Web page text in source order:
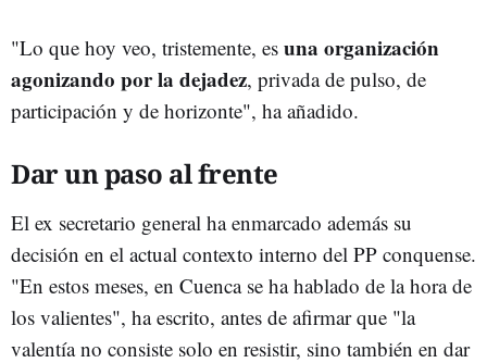
"Lo que hoy veo, tristemente, es una organización
agonizando por la dejadez, privada de pulso, de
participación y de horizonte", ha añadido.
Dar un paso al frente
El ex secretario general ha enmarcado además su
decisión en el actual contexto interno del PP conquense.
"En estos meses, en Cuenca se ha hablado de la hora de
los valientes", ha escrito, antes de afirmar que "la
valentía no consiste solo en resistir, sino también en dar